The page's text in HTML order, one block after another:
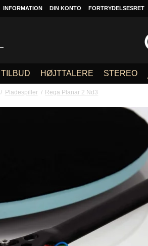
INFORMATION DIN KONTO FORTRYDELSESRET
TILBUD HØJTTALERE STEREO
/ Pladespiller / Rega Planar 2 Nd3